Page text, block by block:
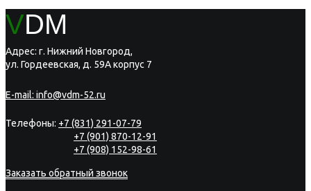
VDM
Адрес: г. Нижний Новгород,
ул. Гордеевская, д. 59А корпус 7
E-mail: info@vdm-52.ru
Телефоны: +7 (831) 291-07-79
+7 (901) 870-12-91
+7 (908) 152-98-61
Заказать обратный звонок